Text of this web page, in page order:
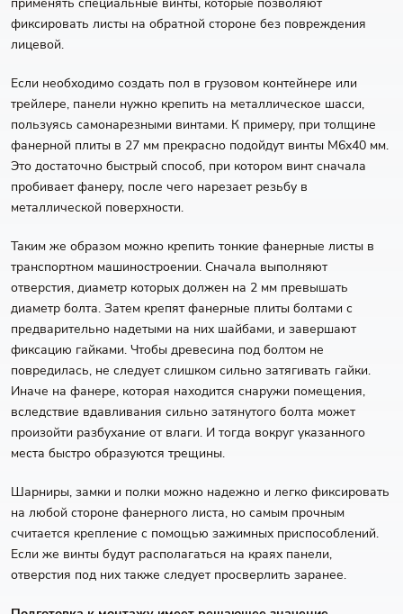
фиксировать листы на обратной стороне без повреждения
лицевой.
Если необходимо создать пол в грузовом контейнере или
трейлере, панели нужно крепить на металлическое шасси,
пользуясь самонарезными винтами. К примеру, при толщине
фанерной плиты в 27 мм прекрасно подойдут винты М6х40 мм.
Это достаточно быстрый способ, при котором винт сначала
пробивает фанеру, после чего нарезает резьбу в
металлической поверхности.
Таким же образом можно крепить тонкие фанерные листы в
транспортном машиностроении. Сначала выполняют
отверстия, диаметр которых должен на 2 мм превышать
диаметр болта. Затем крепят фанерные плиты болтами с
предварительно надетыми на них шайбами, и завершают
фиксацию гайками. Чтобы древесина под болтом не
повредилась, не следует слишком сильно затягивать гайки.
Иначе на фанере, которая находится снаружи помещения,
вследствие вдавливания сильно затянутого болта может
произойти разбухание от влаги. И тогда вокруг указанного
места быстро образуются трещины.
Шарниры, замки и полки можно надежно и легко фиксировать
на любой стороне фанерного листа, но самым прочным
считается крепление с помощью зажимных приспособлений.
Если же винты будут располагаться на краях панели,
отверстия под них также следует просверлить заранее.